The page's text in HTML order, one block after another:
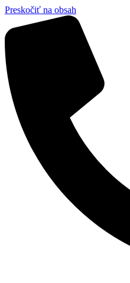
Preskočiť na obsah